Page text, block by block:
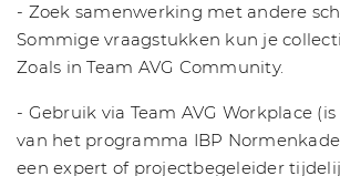
- Zoek samenwerking met andere
Sommige vraagstukken kun je
Zoals in Team AVG Community.
- Gebruik via Team AVG Workplace
van het programma IBP
een expert of projectbegeleider